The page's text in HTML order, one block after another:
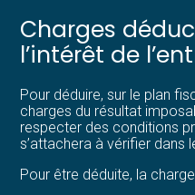
Être prêt pour la
Charges
l’intérêt de
Pour déduire, sur le plan
charges du résultat
respecter des conditions
s’attachera à vérifier dans
Pour être déduite, la